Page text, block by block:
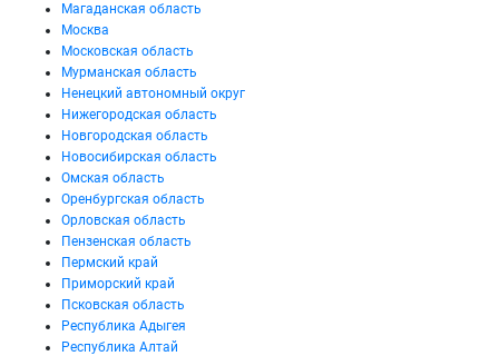
Магаданская область
Москва
Московская область
Мурманская область
Ненецкий автономный округ
Нижегородская область
Новгородская область
Новосибирская область
Омская область
Оренбургская область
Орловская область
Пензенская область
Пермский край
Приморский край
Псковская область
Республика Адыгея
Республика Алтай